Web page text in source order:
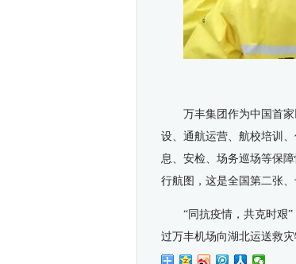
万丰集团作为中国首
设、通航运营、航校培训
息、安检、场务巡场等保
行航图，这是全国第二张
“同抗疫情，共克时艰
过万丰机场向湖北运送救